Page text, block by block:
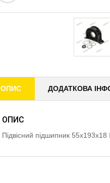
ОПИС ДОДАТКОВА
ОПИС
Підвісний підшипник 55x193x18